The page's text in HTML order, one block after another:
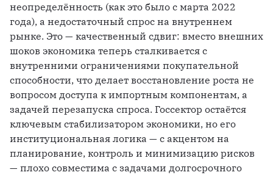
неопределённость (как это было с марта 2022
года), а недостаточный спрос на внутреннем
рынке. Это — качественный сдвиг: вместо внешних
шоков экономика теперь сталкивается с
внутренними ограничениями покупательной
способности, что делает восстановление роста не
вопросом доступа к импортным компонентам, а
задачей перезапуска спроса. Госсектор остаётся
ключевым стабилизатором экономики, но его
институциональная логика — с акцентом на
планирование, контроль и минимизацию рисков
— плохо совместима с задачами долгосрочного